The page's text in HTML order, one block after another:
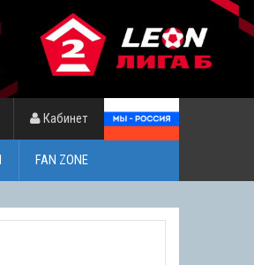
Кабинет
FAN ZONE